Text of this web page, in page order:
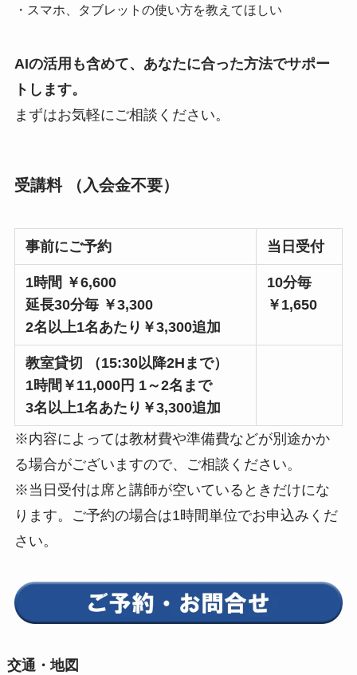
・スマホ、タブレットの使い方を教えてほしい
AIの活用も含めて、あなたに合った方法でサポー
トします。
まずはお気軽にご相談ください。
受講料 （入会金不要）
事前にご予約 当日受付
1時間 ￥6,600
延長30分毎 ￥3,300
2名以上1名あたり ￥3,300追加
10分毎
￥1,650
教室貸切 （15:30以降2Hまで）
1時間￥11,000円 1～2名まで
3名以上1名あたり ￥3,300追加
※内容によっては教材費や準備費などが別途かか
る場合がございますので、ご相談ください。
※当日受付は席と講師が空いているときだけにな
ります。ご予約の場合は1時間単位でお申込みくだ
さい。
交通・地図